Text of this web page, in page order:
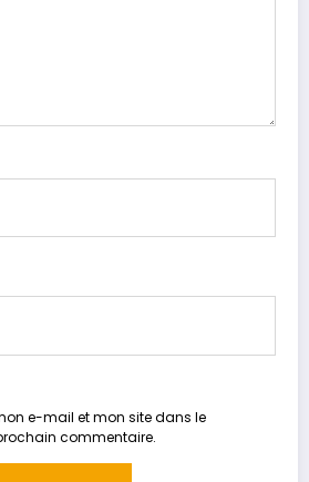
e-mail et mon site dans le
commentaire.